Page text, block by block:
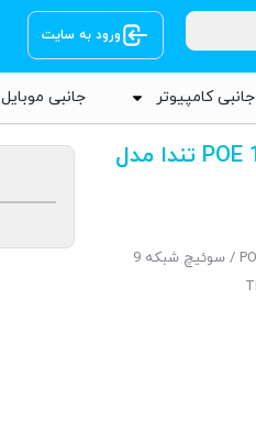
ورود به سایت
جانبی کامپیوتر جانبی موبایل
سوئیچ شبکه 9 پورت 10/100 POE تندا مدل
/ سوئیچ شبکه 9